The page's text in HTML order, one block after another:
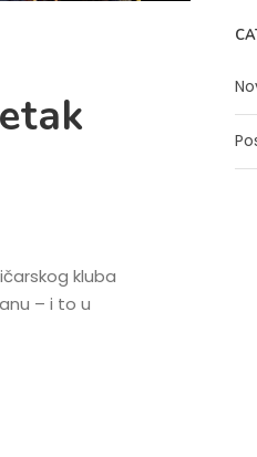
kluba
– i to u